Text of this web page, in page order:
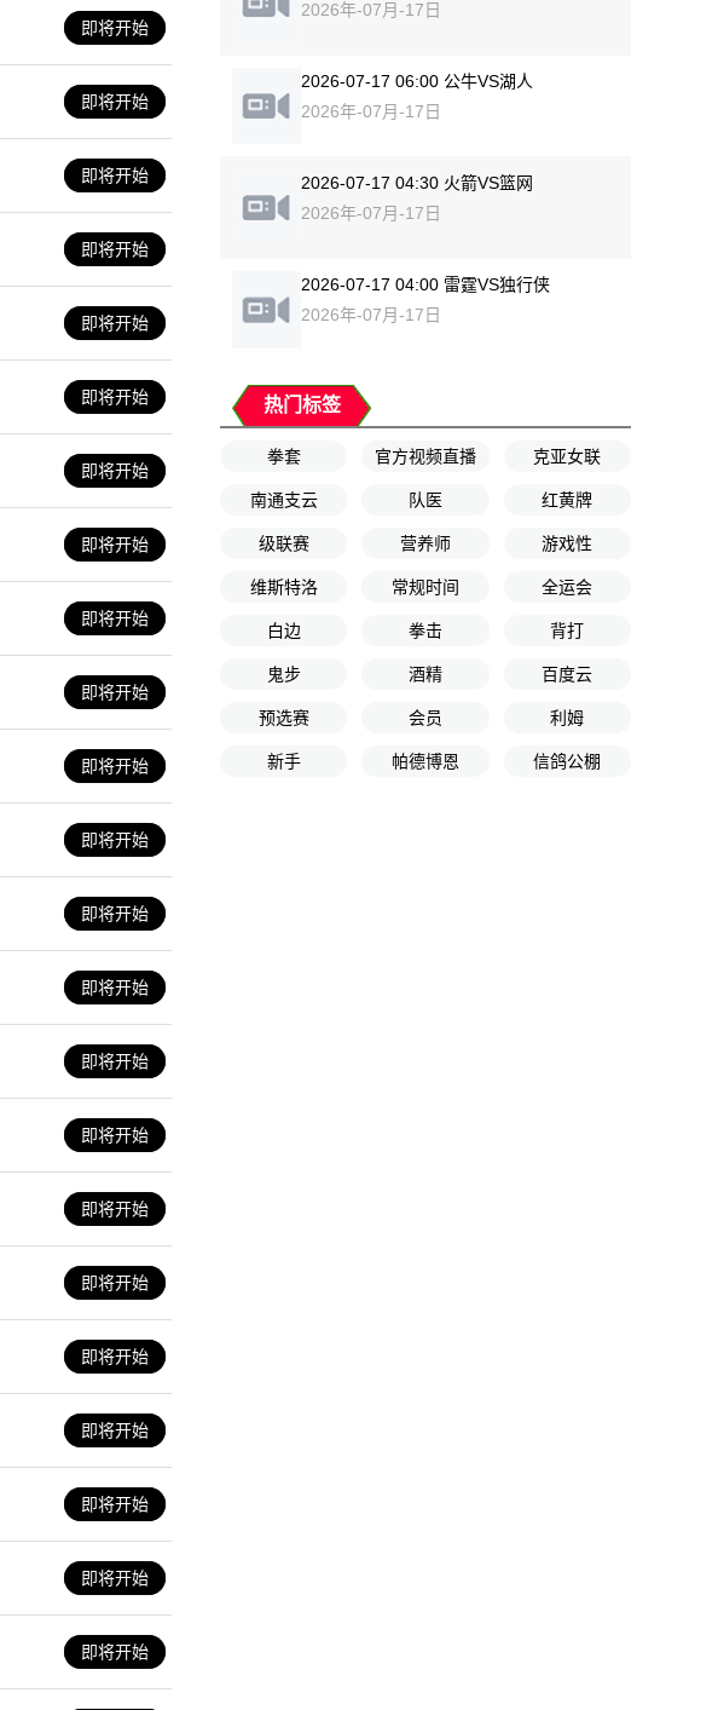
即将开始
即将开始
即将开始
即将开始
即将开始
即将开始
即将开始
即将开始
即将开始
即将开始
即将开始
即将开始
即将开始
即将开始
即将开始
即将开始
即将开始
即将开始
即将开始
即将开始
即将开始
即将开始
即将开始
2026年-07月-17日
2026-07-17 06:00 公牛VS湖人
2026年-07月-17日
2026-07-17 04:30 火箭VS篮网
2026年-07月-17日
2026-07-17 04:00 雷霆VS独行侠
2026年-07月-17日
热门标签
拳套 官方视频直播 克亚女联
南通支云 队医 红黄牌
级联赛 营养师 游戏性
维斯特洛 常规时间 全运会
白边 拳击 背打
鬼步 酒精 百度云
预选赛 会员 利姆
新手 帕德博恩 信鸽公棚